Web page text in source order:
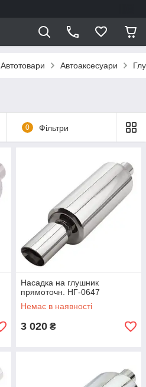
Автотовари Автоаксесуари
0 Фільтри
Насадка на глушник
прямоточн. НГ-0647
Немає в наявності
3 020 ₴